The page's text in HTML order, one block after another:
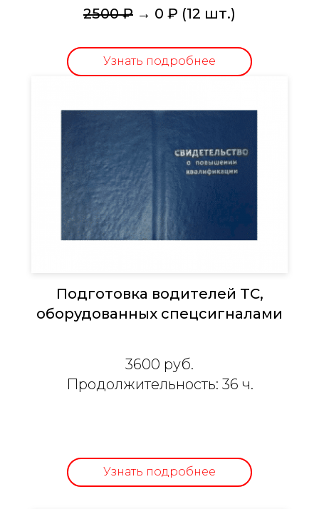
2500 ₽ → 0 ₽ (12 шт.)
Узнать подробнее
Подготовка водителей ТС,
оборудованных спецсигналами
3600 руб.
Продолжительность: 36 ч.
Узнать подробнее